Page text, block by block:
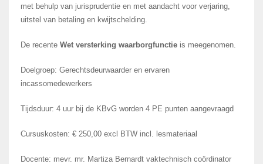
met behulp van jurisprudentie en met aandacht voor verjaring,
uitstel van betaling en kwijtschelding.
De recente Wet versterking waarborgfunctie is meegenomen.
Doelgroep: Gerechtsdeurwaarder en ervaren
incassomedewerkers
Tijdsduur: 4 uur bij de KBvG worden 4 PE punten aangevraagd
Cursuskosten: € 250,00 excl BTW incl. lesmateriaal
Docente: mevr. mr. Martiza Bernardt vaktechnisch coördinator